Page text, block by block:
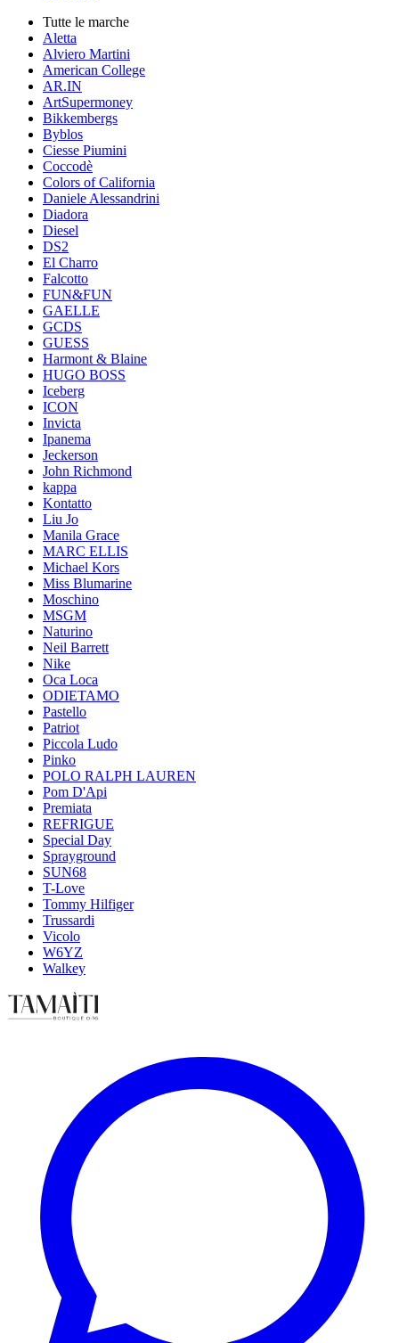
Tutte le marche
Aletta
Alviero Martini
American College
AR.IN
ArtSupermoney
Bikkembergs
Byblos
Ciesse Piumini
Coccodè
Colors of California
Daniele Alessandrini
Diadora
Diesel
DS2
El Charro
Falcotto
FUN&FUN
GAELLE
GCDS
GUESS
Harmont & Blaine
HUGO BOSS
Iceberg
ICON
Invicta
Ipanema
Jeckerson
John Richmond
kappa
Kontatto
Liu Jo
Manila Grace
MARC ELLIS
Michael Kors
Miss Blumarine
Moschino
MSGM
Naturino
Neil Barrett
Nike
Oca Loca
ODIETAMO
Pastello
Patriot
Piccola Ludo
Pinko
POLO RALPH LAUREN
Pom D'Api
Premiata
REFRIGUE
Special Day
Sprayground
SUN68
T-Love
Tommy Hilfiger
Trussardi
Vicolo
W6YZ
Walkey